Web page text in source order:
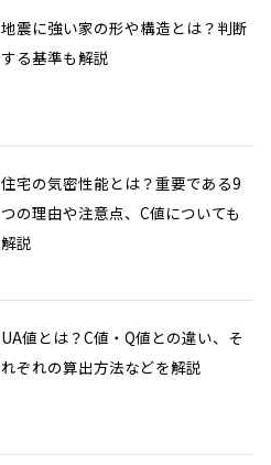
地震に強い家の形や構造とは？判断
する基準も解説
住宅の気密性能とは？重要である9
つの理由や注意点、C値についても
解説
UA値とは？C値・Q値との違い、そ
れぞれの算出方法などを解説